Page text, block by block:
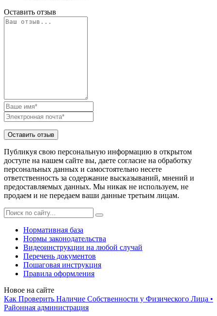
Оставить отзыв
Публикуя свою персональную информацию в открытом
доступе на нашем сайте вы, даете согласие на обработку
персональных данных и самостоятельно несете
ответственность за содержание высказываний, мнений и
предоставляемых данных. Мы никак не используем, не
продаем и не передаем ваши данные третьим лицам.
Нормативная база
Нормы законодательства
Видеоинструкции на любой случай
Перечень документов
Пошаговая инструкция
Правила оформления
Новое на сайте
Как Проверить Наличие Собственности у Физического Лица •
Paйoннaя aдминиcтpaция